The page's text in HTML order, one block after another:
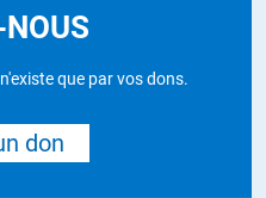
que par vos dons.
don